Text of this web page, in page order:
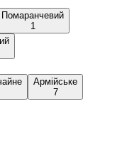
Помаранчевий
1
Армійське
7